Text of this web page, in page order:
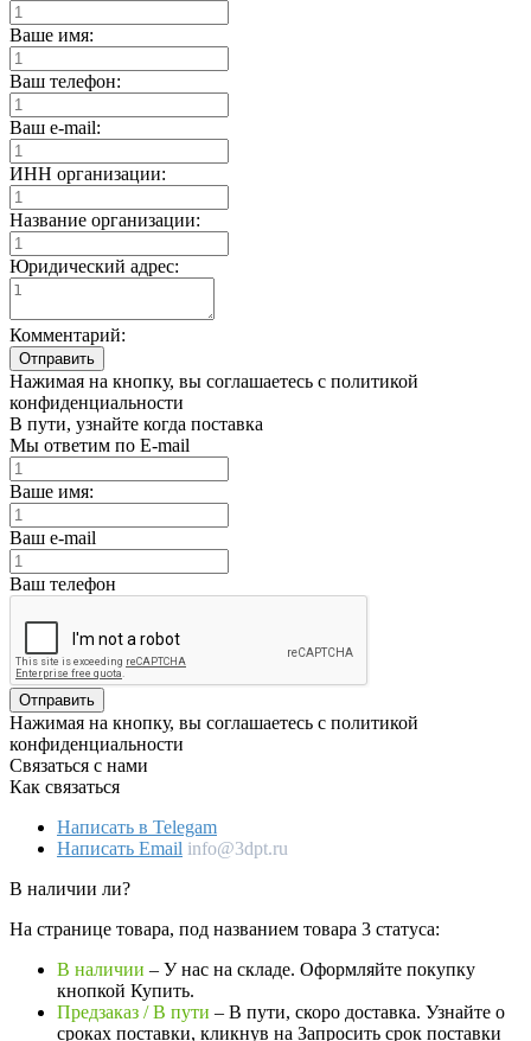
Ваше имя:
Ваш телефон:
Ваш e-mail:
ИНН организации:
Название организации:
Юридический адрес:
Комментарий:
Отправить
Нажимая на кнопку, вы соглашаетесь с политикой
конфиденциальности
В пути, узнайте когда поставка
Мы ответим по E-mail
Ваше имя:
Ваш e-mail
Ваш телефон
Отправить
Нажимая на кнопку, вы соглашаетесь с политикой
конфиденциальности
Связаться с нами
Как связаться
Написать в Telegam
Написать Email info@3dpt.ru
В наличии ли?
На странице товара, под названием товара 3 статуса:
В наличии – У нас на складе. Оформляйте покупку
кнопкой Купить.
Предзаказ / В пути – В пути, скоро доставка. Узнайте о
сроках поставки, кликнув на Запросить cрок поставки